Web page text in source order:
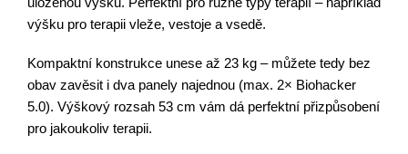
výšku pro terapii vleže, vestoje a vsedě.
Kompaktní konstrukce unese až 23 kg – můžete tedy bez
obav zavěsit i dva panely najednou (max. 2× Biohacker
5.0). Výškový rozsah 53 cm vám dá perfektní přizpůsobení
pro jakoukoliv terapii.